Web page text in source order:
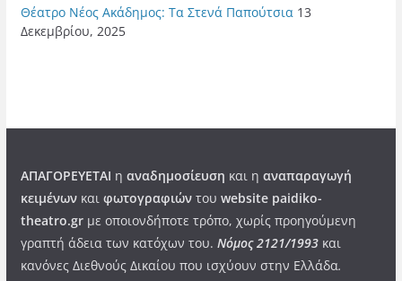
Θέατρο Νέος Ακάδημος: Τα Στενά Παπούτσια 13
Δεκεμβρίου, 2025
ΑΠΑΓΟΡΕΥΕΤΑΙ η αναδημοσίευση και η αναπαραγωγή
κειμένωνκαι φωτογραφιώντου website paidiko-
theatro.grμε οποιονδήποτε τρόπο, χωρίς προηγούμενη
γραπτή άδεια των κατόχων του. Νόμος 2121/1993και
κανόνες Διεθνούς Δικαίου που ισχύουν στην Ελλάδα.